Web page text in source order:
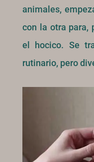
animales,
con la otra para,
el hocico. Se
rutinario, pero